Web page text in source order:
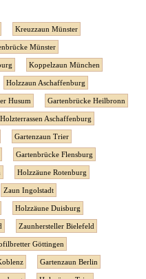
Kreuzzaun Münster
Münster
Koppelzaun München
Holzzaun Aschaffenburg
Husum Gartenbrücke Heilbronn
Holzterrassen Aschaffenburg
Gartenzaun Trier
Gartenbrücke Flensburg
Holzzäune Rotenburg
Zaun Ingolstadt
Holzzäune Duisburg
Zaunhersteller Bielefeld
Göttingen
Gartenzaun Berlin